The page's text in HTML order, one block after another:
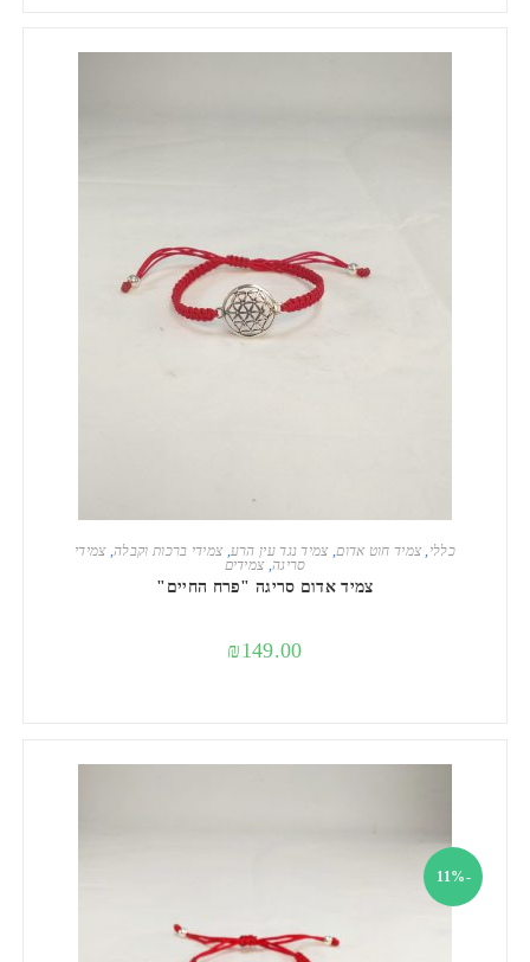
הוספה לסל כללי,צמיד חוט אדום,צמיד נגד עין הרע,צמידי ברכות וקבלה,צמידי
סריגה,צמידים
צמיד אדום סריגה "פרח החיים"
₪149.00
-11%